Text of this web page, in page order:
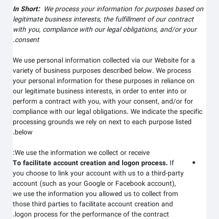
In Short:We process your information for purposes based on
legitimate business interests, the fulfillment of our contract
with you, compliance with our legal obligations, and/or your
consent.
We use personal information collected via ourWebsitefor a
variety of business purposes described below. We process
your personal information for these purposes in reliance on
our legitimate business interests, in order to enter into or
perform a contract with you, with your consent, and/or for
compliance with our legal obligations. We indicate the specific
processing grounds we rely on next to each purpose listed
below.
We use the information we collect or receive:
To facilitate account creation and logon process.
you choose to link your account with us to a third-party
account (such as your Google or Facebook account),
we use the information you allowed us to collect from
those third parties to facilitate account creation and
logon process for the performance of the contract.